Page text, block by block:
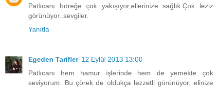
Patlıcanı böreğe çok yakışıyor,ellerinize sağlık.Çok leziz
görünüyor..sevgiler.
Yanıtla
Egeden Tarifler 12 Eylül 2013 13:00
Patlıcanı hem hamur işlerinde hem de yemekte çok
seviyorum. Bu çörek de oldukça lezzetli görünüyor, elinize